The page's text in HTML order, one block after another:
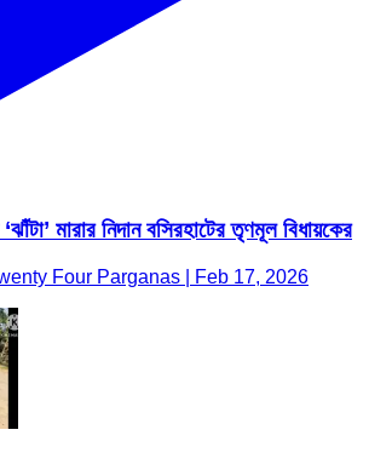
মারার নিদান বসিরহাটের তৃণমূল বিধায়কের
Four Parganas | Feb 17, 2026